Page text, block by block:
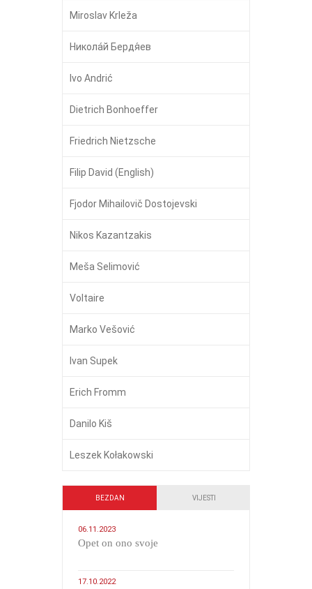
Miroslav Krleža
Никола́й Бердя́ев
Ivo Andrić
Dietrich Bonhoeffer
Friedrich Nietzsche
Filip David (English)
Fjodor Mihailovič Dostojevski
Nikos Kazantzakis
Meša Selimović
Voltaire
Marko Vešović
Ivan Supek
Erich Fromm
Danilo Kiš
Leszek Kołakowski
BEZDAN VIJESTI
06.11.2023
​Opet on ono svoje
17.10.2022